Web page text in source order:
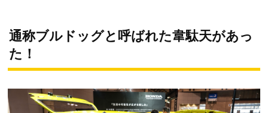
通称ブルドッグと呼ばれた韋駄天があっ
た！